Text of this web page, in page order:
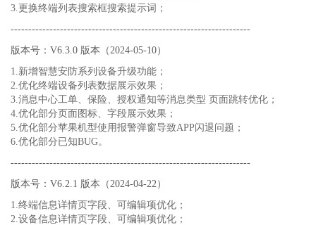
3.更换终端列表搜索框搜索提示词；
--------------------------------------------------------------------
版本号：V6.3.0 版本（2024-05-10）
1.新增智慧安防系列设备升级功能；
2.优化终端设备列表数据展示效果；
3.消息中心工单、保险、授权通知等消息类型 页面跳转优化；
4.优化部分页面图标、字段展示效果；
5.优化部分苹果机型使用报警弹窗导致APP闪退问题；
6.优化部分已知BUG。
--------------------------------------------------------------------
版本号：V6.2.1 版本（2024-04-22）
1.终端信息详情页字段、可编辑项优化；
2.设备信息详情页字段、可编辑项优化；